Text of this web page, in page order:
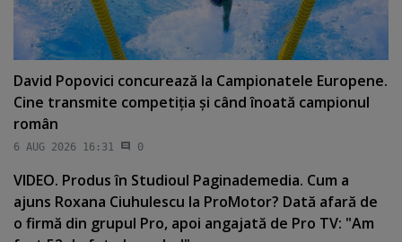
David Popovici concurează la Campionatele Europene.
Cine transmite competiţia şi când înoată campionul
român
6 AUG 2026 16:31 0
VIDEO. Produs în Studioul Paginademedia. Cum a
ajuns Roxana Ciuhulescu la ProMotor? Dată afară de
o firmă din grupul Pro, apoi angajată de Pro TV: "Am